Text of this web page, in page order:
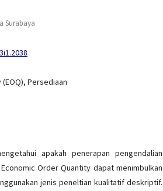
Surabaya
Persediaan
apakah penerapan pengendalian
Order Quantity dapat menimbulkan
jenis peneltian kualitatif deskriptif.